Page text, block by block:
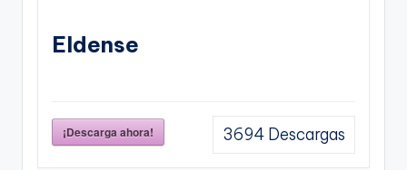
Eldense
¡Descarga ahora! 3694 Descargas